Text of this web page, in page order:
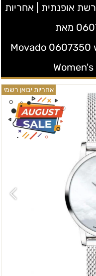
רשת אופנתית | אחריות
יבואן רשמי | ‫0607350 מאת
www.purchasedirect.com‬ Movado 0607350
אחריות יבואן רשמי